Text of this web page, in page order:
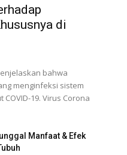
di
bahwa
menginfeksi sistem
19. Virus Corona
Manfaat & Efek